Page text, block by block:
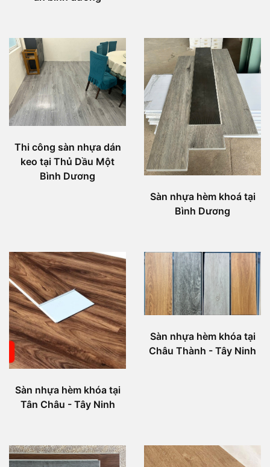
Thi công sàn nhựa dán
keo tại Thủ Dầu Một
Bình Dương
Sàn nhựa hèm khoá tại
Bình Dương
Sàn nhựa hèm khóa tại
Tân Châu - Tây Ninh
Sàn nhựa hèm khóa tại
Châu Thành - Tây Ninh